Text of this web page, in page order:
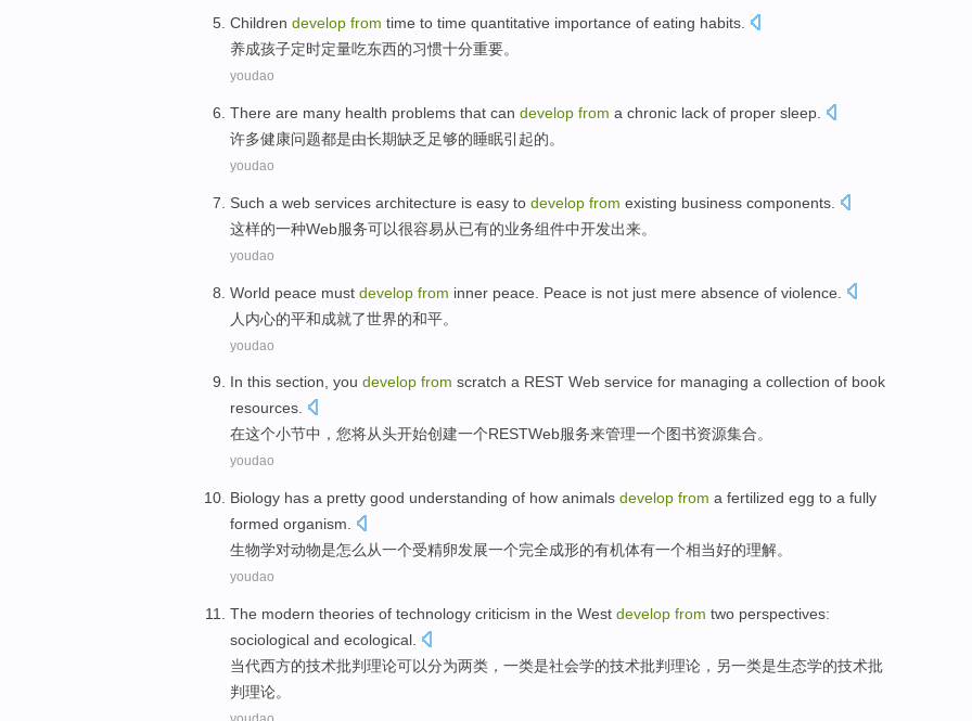
Children develop from time to time quantitative importance of eating habits
养成孩子定时定量吃东西的习惯十分重要。
youdao
There are many health problems that can develop from a chronic lack of proper sleep
许多健康问题都是由长期缺乏 足够的睡眠引起的。
youdao
Such a web services architecture is easy to develop from existing business components
这样的一种Web服务可以很容易从已有的业务组件中开发出来。
youdao
World peace must develop from inner peace . Peace is not just mere absence of violence.
人 内心的平和成就了世界的和平。
youdao
In this section, you develop from scratch a REST Web service for managing a collection of book
resources.
在这个小节中 ， 您将从头开始创建一个RESTWeb服务来管理一个图书资源集合。
youdao
Biology has a pretty good understanding of how animals develop from a fertilized egg to a fully
formed organism
生物学对动物是怎么 从一个受精卵发展一个完全成形的有机体有一个相当好的理解。
youdao
The modern theories of technology criticism in the West develop from two perspectives:
sociological and ecological
当代西方的技术批判理论可以分为两类，一类是社会学的技术批判理论，另一类是生态学的技术批
判理论。